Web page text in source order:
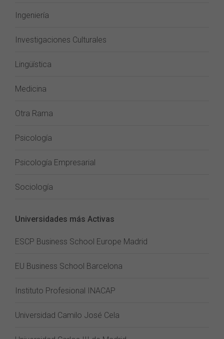
Ingeniería
Investigaciones Culturales
Lingüística
Medicina
Otra Rama
Psicología
Psicología Empresarial
Sociología
Universidades más Activas
ESCP Business School Europe Madrid
EU Business School Barcelona
Instituto Profesional INACAP
Universidad Camilo José Cela